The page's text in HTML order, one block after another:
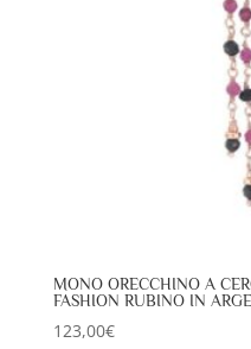
MONO ORECCHINO A
FASHION RUBINO IN
123,00€